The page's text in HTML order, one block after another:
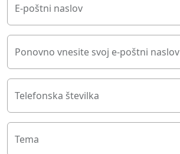
E-poštni naslov
Ponovno vnesite svoj e-poštni naslov
Telefonska številka
Tema